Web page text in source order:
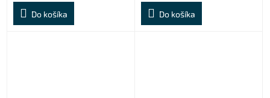
Do košíka Do košíka